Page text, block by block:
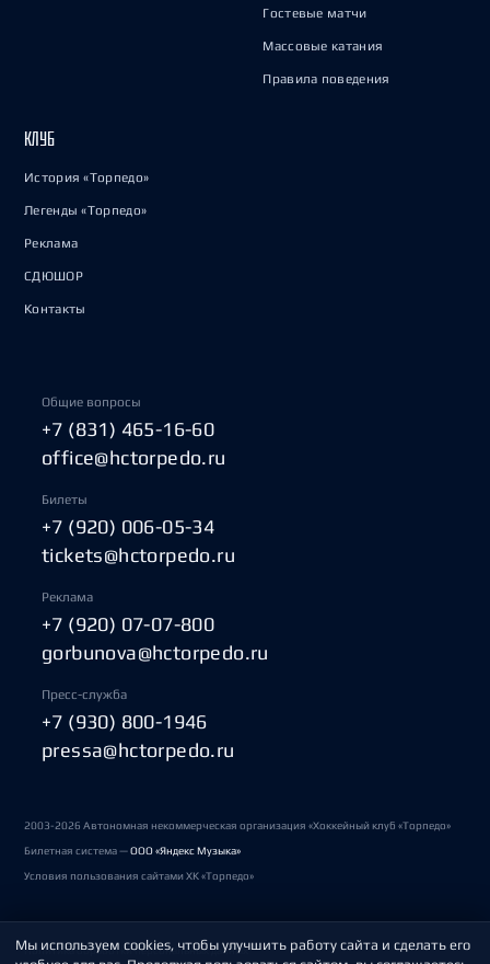
Гостевые матчи
Массовые катания
Правила поведения
КЛУБ
История «Торпедо»
Легенды «Торпедо»
Реклама
СДЮШОР
Контакты
Общие вопросы
+7 (831) 465-16-60
office@hctorpedo.ru
Билеты
+7 (920) 006-05-34
tickets@hctorpedo.ru
Реклама
+7 (920) 07-07-800
gorbunova@hctorpedo.ru
Пресс-служба
+7 (930) 800-1946
pressa@hctorpedo.ru
2003-2026 Автономная некоммерческая организация «Хоккейный клуб «Торпедо»
Билетная система —ООО «Яндекс Музыка»
Условия пользования сайтами ХК «Торпедо»
Политика обработки персональных данных
Мы используем cookies, чтобы улучшить работу сайта и сделать его